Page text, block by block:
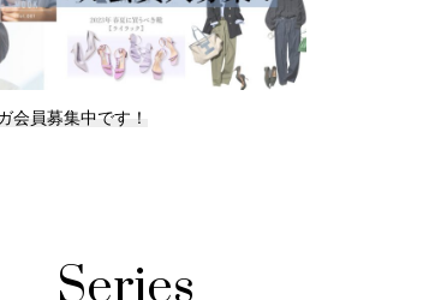
会員募集中です！
Series